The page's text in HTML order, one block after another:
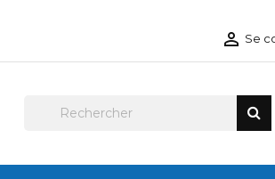
 Se